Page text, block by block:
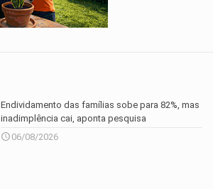
Endividamento das famílias sobe para 82%, mas
inadimplência cai, aponta pesquisa
06/08/2026